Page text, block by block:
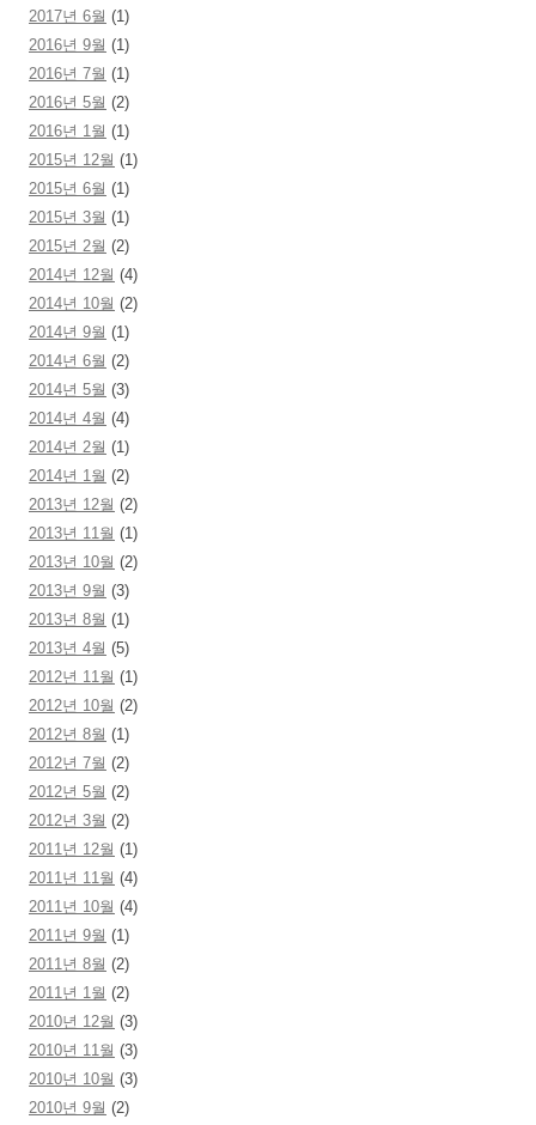
2017년 6월 (1)
2016년 9월 (1)
2016년 7월 (1)
2016년 5월 (2)
2016년 1월 (1)
2015년 12월 (1)
2015년 6월 (1)
2015년 3월 (1)
2015년 2월 (2)
2014년 12월 (4)
2014년 10월 (2)
2014년 9월 (1)
2014년 6월 (2)
2014년 5월 (3)
2014년 4월 (4)
2014년 2월 (1)
2014년 1월 (2)
2013년 12월 (2)
2013년 11월 (1)
2013년 10월 (2)
2013년 9월 (3)
2013년 8월 (1)
2013년 4월 (5)
2012년 11월 (1)
2012년 10월 (2)
2012년 8월 (1)
2012년 7월 (2)
2012년 5월 (2)
2012년 3월 (2)
2011년 12월 (1)
2011년 11월 (4)
2011년 10월 (4)
2011년 9월 (1)
2011년 8월 (2)
2011년 1월 (2)
2010년 12월 (3)
2010년 11월 (3)
2010년 10월 (3)
2010년 9월 (2)